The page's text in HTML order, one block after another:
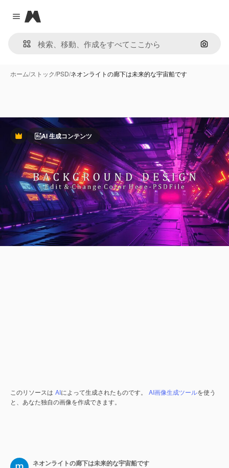
Close menu
Magnific
画像で
ホーム/ストック/PSD/ネオンライトの廊下は未来的な宇宙船です
PremiumAI 生成コンテンツ
このリソースは AIによって生成されたものです。 AI画像生成ツールを使う
と、あなた独自の画像を作成できます。
ネオンライトの廊下は未来的な宇宙船です